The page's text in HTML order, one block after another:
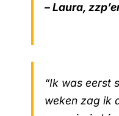
– Laura,
“Ik was eerst
weken zag ik